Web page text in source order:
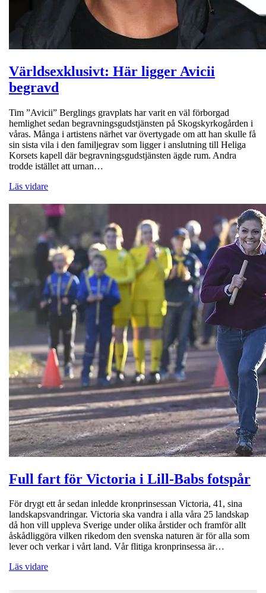
Världsexklusivt: Här ligger Avicii
begravd
Tim ”Avicii” Berglings gravplats har varit en väl förborgad
hemlighet sedan begravningsgudstjänsten på Skogskyrkogården i
våras. Många i artistens närhet var övertygade om att han skulle få
sin sista vila i den familjegrav som ligger i anslutning till Heliga
Korsets kapell där begravningsgudstjänsten ägde rum. Andra
trodde istället att urnan…
Läs vidare
Full fart för Victoria i Lill-Babs fotspår
För drygt ett år sedan inledde kronprinsessan Victoria, 41, sina
landskapsvandringar. Victoria ska vandra i alla våra 25 landskap
då hon vill uppleva Sverige under olika årstider och framför allt
åskådliggöra vilken rikedom den svenska naturen är för alla som
lever och verkar i vårt land. Vår flitiga kronprinsessa är…
Läs vidare